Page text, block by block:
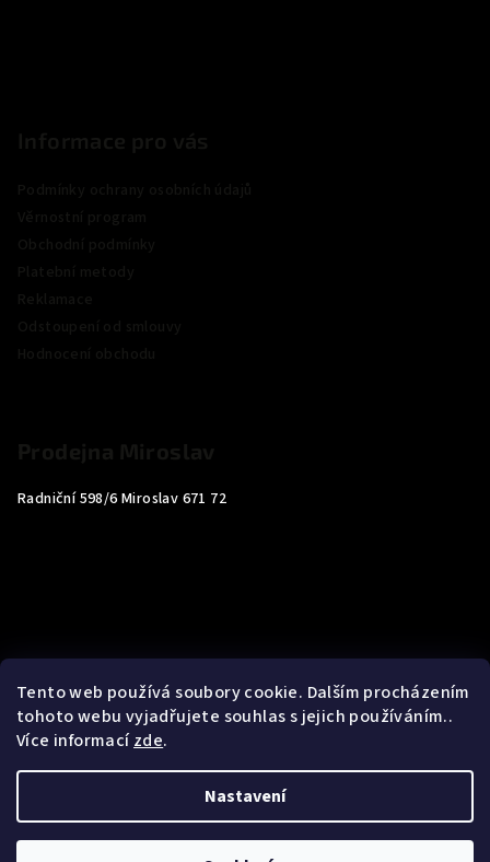
Tento web používá soubory cookie. Dalším procházením
tohoto webu vyjadřujete souhlas s jejich používáním..
Více informacízde.
Nastavení
Radniční 598/6 Miroslav 671 72